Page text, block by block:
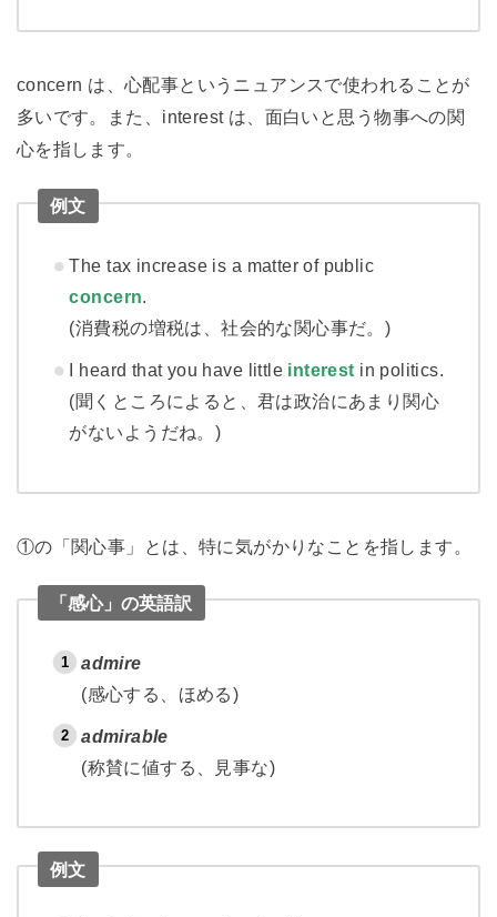
concern は、心配事というニュアンスで使われることが
多いです。また、interest は、面白いと思う物事への関
心を指します。
例文
The tax increase is a matter of public
concern.
(消費税の増税は、社会的な関心事だ。)
I heard that you have little interest in politics.
(聞くところによると、君は政治にあまり関心
がないようだね。)
①の「関心事」とは、特に気がかりなことを指します。
「感心」の英語訳
admire
(感心する、ほめる)
admirable
(称賛に値する、見事な)
例文